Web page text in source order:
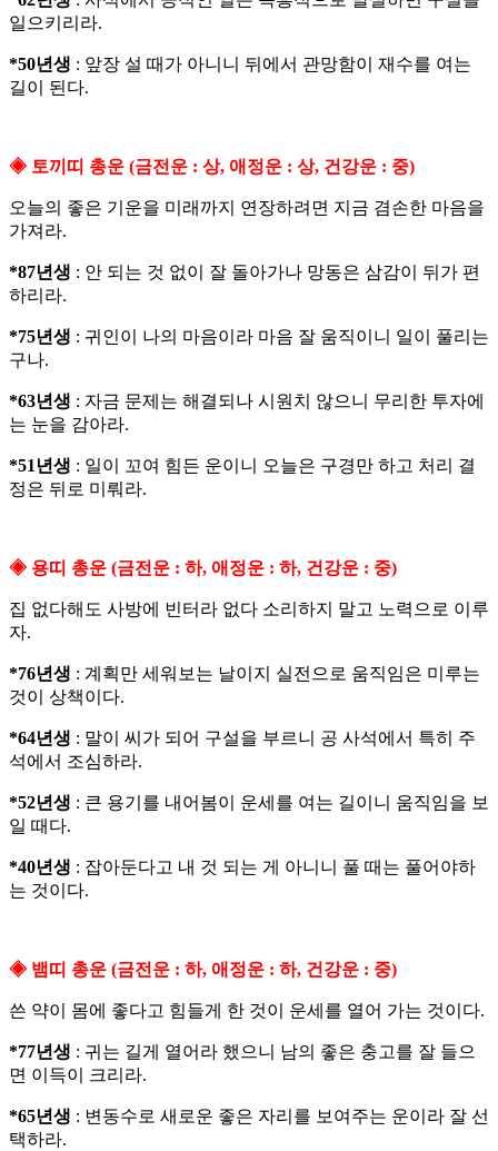
일으키리라.
*50년생 : 앞장 설 때가 아니니 뒤에서 관망함이 재수를 여는
길이 된다.
◈ 토끼띠 총운 (금전운 : 상, 애정운 : 상, 건강운 : 중)
오늘의 좋은 기운을 미래까지 연장하려면 지금 겸손한 마음을
가져라.
*87년생 : 안 되는 것 없이 잘 돌아가나 망동은 삼감이 뒤가 편
하리라.
*75년생 : 귀인이 나의 마음이라 마음 잘 움직이니 일이 풀리는
구나.
*63년생 : 자금 문제는 해결되나 시원치 않으니 무리한 투자에
는 눈을 감아라.
*51년생 : 일이 꼬여 힘든 운이니 오늘은 구경만 하고 처리 결
정은 뒤로 미뤄라.
◈ 용띠 총운 (금전운 : 하, 애정운 : 하, 건강운 : 중)
집 없다해도 사방에 빈터라 없다 소리하지 말고 노력으로 이루
자.
*76년생 : 계획만 세워보는 날이지 실전으로 움직임은 미루는
것이 상책이다.
*64년생 : 말이 씨가 되어 구설을 부르니 공 사석에서 특히 주
석에서 조심하라.
*52년생 : 큰 용기를 내어봄이 운세를 여는 길이니 움직임을 보
일 때다.
*40년생 : 잡아둔다고 내 것 되는 게 아니니 풀 때는 풀어야하
는 것이다.
◈ 뱀띠 총운 (금전운 : 하, 애정운 : 하, 건강운 : 중)
쓴 약이 몸에 좋다고 힘들게 한 것이 운세를 열어 가는 것이다.
*77년생 : 귀는 길게 열어라 했으니 남의 좋은 충고를 잘 들으
면 이득이 크리라.
*65년생 : 변동수로 새로운 좋은 자리를 보여주는 운이라 잘 선
택하라.